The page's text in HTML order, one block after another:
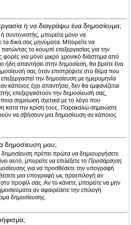
ή να διαγράψω ένα δημοσίευμα;
ή συντονιστής, μπορείτε μόνο να
τα δικά σας μηνύματα. Μπορείτε να
πατώντας το κουμπί επεξεργασίας για την
φορές για μόνο μικρό χρονικό διάστημα από
ήδη απαντήσει στην δημοσίεση, θα βρείτε ένα
σας όταν επιστρέψετε στο θέμα που
την δημοσίευση με ημερομηνία
κάποιος έχει απαντήσει, δεν θα εμφανίζεται
επεξεργαστούν την δημοσίευσή σας,
σημείωση σχετικά με το λόγο που
κατα την κρίση τους. Παρακαλώ σημειώστε
να σβήσουν μια δημοσίευση αν κάποιος
δημοσίευση μου;
δημοσίευση πρέπει πρώτα να δημιουργήσετε
αυτό, μπορείτε να επιλέξετε το Προσάρτηση
για να προσθέσετε την υπογραφή
μια υπογραφή ως προεπιλογή αν
προφίλ σας. Αν το κάνετε, μπορείτε να μην
αν αφαιρέσετε την επιλογή
δημοσίευσης.